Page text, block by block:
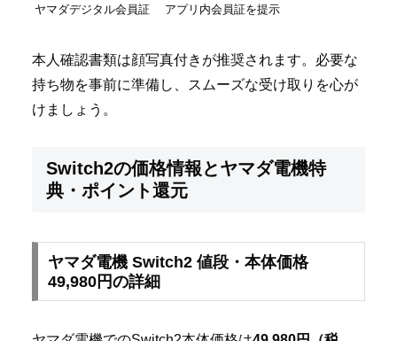
ヤマダデジタル会員証 アプリ内会員証を提示
本人確認書類は顔写真付きが推奨されます。必要な
持ち物を事前に準備し、スムーズな受け取りを心が
けましょう。
Switch2の価格情報とヤマダ電機特
典・ポイント還元
ヤマダ電機 Switch2 値段・本体価格
49,980円の詳細